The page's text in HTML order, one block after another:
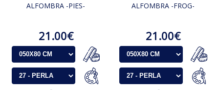
ALFOMBRA -PIES-
21.00€
ALFOMBRA -FROG-
21.00€